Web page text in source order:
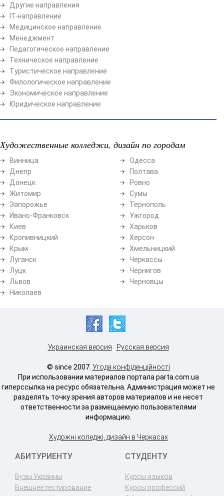
Другие направления
ІТ-направление
Медицинское направление
Менеджмент
Педагогическое направление
Техническое направление
Туристическое направление
Филологическое направление
Экономическое направление
Юридическое направление
Художественные колледжи, дизайн по городам
Винница
Днепр
Донецк
Житомир
Запорожье
Ивано-Франковск
Киев
Кропивницкий
Крым
Луганск
Луцк
Львов
Николаев
Одесса
Полтава
Ровно
Сумы
Тернополь
Ужгород
Харьков
Херсон
Хмельницкий
Черкассы
Чернигов
Черновцы
Украинская версия Русская версия
© since 2007. Угода конфіденційності
При использовании материалов портала parta.com.ua
гиперссылка на ресурс обязательна. Администрация может не
разделять точку зрения авторов материалов и не несет
ответственности за размещаемую пользователями
информацию.
Художні коледжі, дизайн в Черкасах
АБИТУРИЕНТУ
Вузы Украины
Внешнее тестирование
СТУДЕНТУ
Курсы языков
Курсы профессий